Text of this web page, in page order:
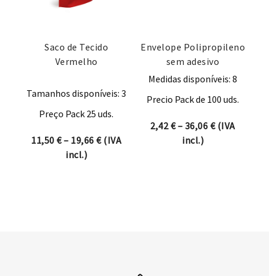
Saco de Tecido
Vermelho
Tamanhos disponíveis: 3
Preço Pack 25 uds.
11,50 €– 19,66 €Price range: 11,50 € through 19,66 €
(IVA
incl.)
Envelope Polipropileno
sem adesivo
Medidas disponíveis: 8
Precio Pack de 100 uds.
2,42€– 36,06 €Price
(IVA
incl.)